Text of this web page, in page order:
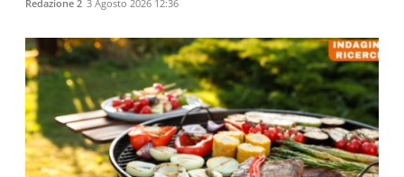
Redazione 2 3 Agosto 2026 12:36